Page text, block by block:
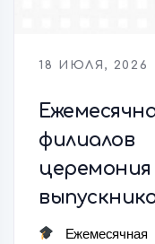
18 ИЮЛЯ, 2026